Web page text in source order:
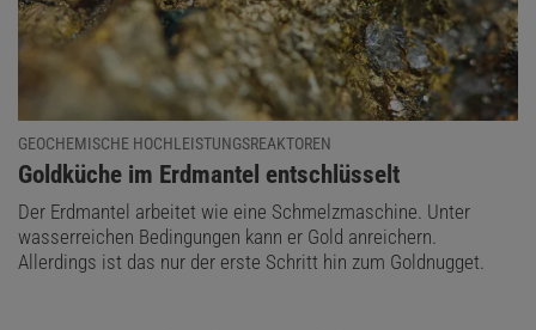
GEOCHEMISCHE HOCHLEISTUNGSREAKTOREN
:
Goldküche im Erdmantel entschlüsselt
Der Erdmantel arbeitet wie eine Schmelzmaschine. Unter
wasserreichen Bedingungen kann er Gold anreichern.
Allerdings ist das nur der erste Schritt hin zum Goldnugget.